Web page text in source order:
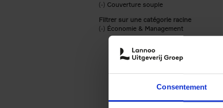
Consentement
(-) Remove Couverture souple filter
Couverture souple
Filtrer sur une catégorie racine
(-) Remove Économie & Management filter
Économie & Management